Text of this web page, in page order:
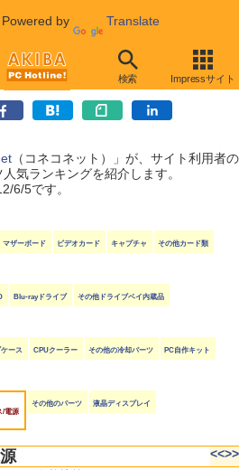
Powered by Translate
検索 Impressサイト
（PCパーツ編）
（コネコネット）」が、サイト利用者の
気ランキングを紹介します。
6/5です。
マザーボード ビデオカード キャプチャ その他カード類
Blu-rayドライブ その他ドライブベイ内蔵品
ース CPUクーラー その他の冷却パーツ PC自作キット
/電源
その他のパーツ 液晶ディスプレイ
<<>>